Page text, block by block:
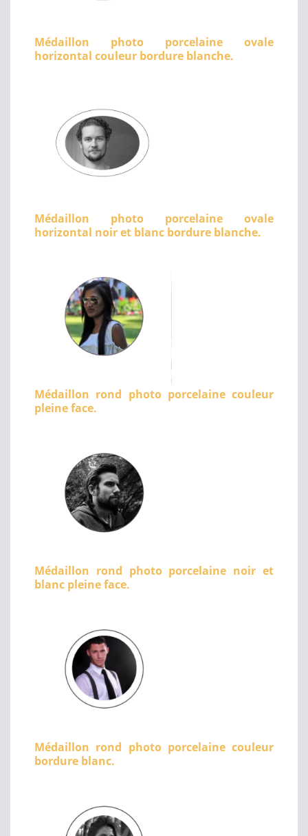
Médaillon photo porcelaine ovale
horizontal couleur bordure blanche.
Médaillon photo porcelaine ovale
horizontal noir et blanc bordure blanche.
Médaillon rond photo porcelaine couleur
pleine face.
Médaillon rond photo porcelaine noir et
blanc pleine face.
Médaillon rond photo porcelaine couleur
bordure blanc.